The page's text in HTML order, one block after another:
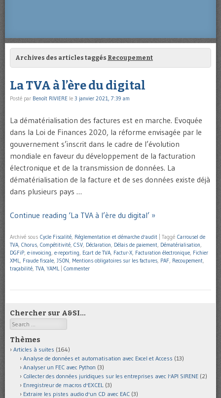
Archives des articles taggés Recoupement
La TVA à l’ère du digital
Posté par Benoît RIVIERE le 3 janvier 2021, 7:39 am
La dématérialisation des factures est en marche. Evoquée
dans la Loi de Finances 2020, la réforme envisagée par le
gouvernement s’inscrit dans le cadre de l’évolution
mondiale en faveur du développement de la facturation
électronique et de la transmission de données. La
dématérialisation de la facture et de ses données existe déjà
dans plusieurs pays …
Continue reading ‘La TVA à l’ère du digital’ »
Archivé sous Cycle Fiscalité, Réglementation et démarche d'audit Taggé Carrousel de
TVA, Chorus, Compétitivité, CSV, Déclaration, Délais de paiement, Dématérialisation,
DGFiP, e-invoicing, e-reporting, Ecart de TVA, Factur-X, Facturation électronique, Fichier
XML, Fraude fiscale, JSON, Mentions obligatoires sur les factures, PAF, Recoupement,
traçabilité, TVA,YAML Commenter
Chercher sur A&SI…
Search
Thèmes
Articles à suites (164)
Analyse de données et automatisation avec Excel et Access (13)
Analyser un FEC avec Python (3)
Collecter des données juridiques sur les entreprises avec l'API SIRENE (2)
Enregistreur de macros d'EXCEL (3)
Extraire les pistes audio d'un CD avec EAC (3)